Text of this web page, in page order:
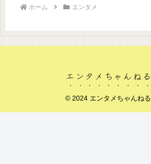
ホーム エンタメ
エンタメちゃんねる
© 2024 エンタメちゃんねる.